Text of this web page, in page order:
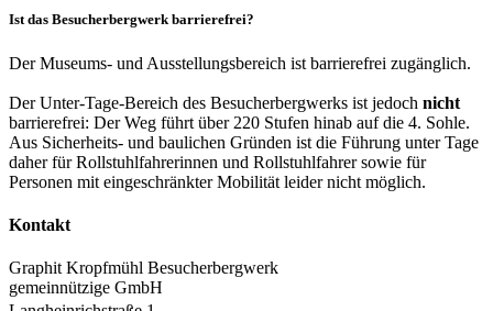
Ist das Besucherbergwerk barrierefrei?
Der Museums‑ und Ausstellungsbereich ist barrierefrei zugänglich.
Der Unter‑Tage‑Bereich des Besucherbergwerks ist jedoch nicht
barrierefrei: Der Weg führt über 220 Stufen hinab auf die 4. Sohle.
Aus Sicherheits‑ und baulichen Gründen ist die Führung unter Tage
daher für Rollstuhlfahrerinnen und Rollstuhlfahrer sowie für
Personen mit eingeschränkter Mobilität leider nicht möglich.
Kontakt
Graphit Kropfmühl Besucherbergwerk
gemeinnützige GmbH